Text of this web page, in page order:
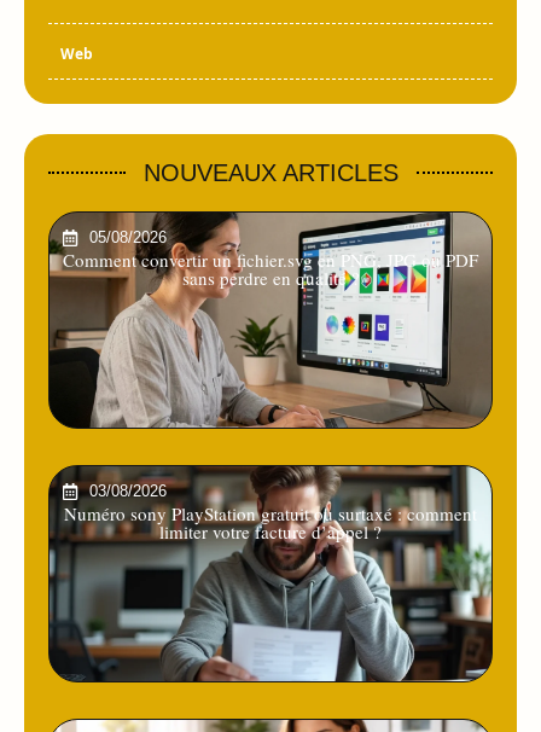
Web
NOUVEAUX ARTICLES
05/08/2026
Comment convertir un fichier.svg en PNG, JPG ou PDF
sans perdre en qualité ?
03/08/2026
Numéro sony PlayStation gratuit ou surtaxé : comment
limiter votre facture d’appel ?